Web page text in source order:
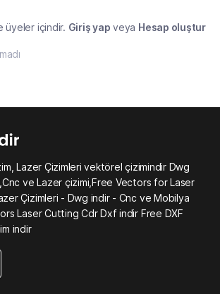
üyeler içindir. Giriş yap veya Hesap oluştur
Lazer Çizimleri vektörel çizimindir Dwg
ve Lazer çizimi,Free Vectors for Laser
Çizimleri - Dwg indir - Cnc ve Mobilya
Laser Cutting Cdr Dxf indir Free DXF
indir